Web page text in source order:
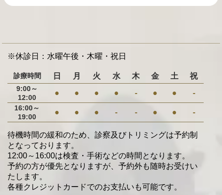
※休診日：水曜午後・木曜・祝日
診療時間 日 月 火 水 木 金 土 祝
9:00～
12:00
● ● ● ● - ● ● -
16:00～
19:00
● ● ● - - ● ● -
待機時間の緩和のため、診察及びトリミングは予約制
となっております。
12:00～16:00は検査・手術などの時間となります。
予約の方が優先となりますが、予約外も随時お受けい
たします。
各種クレジットカードでのお支払いも可能です。